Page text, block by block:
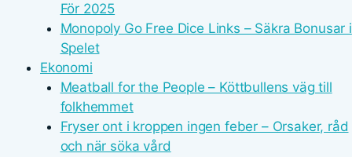
För 2025
Monopoly Go Free Dice Links – Säkra Bonusar i
Spelet
Ekonomi
Meatball for the People – Köttbullens väg till
folkhemmet
Fryser ont i kroppen ingen feber – Orsaker, råd
och när söka vård